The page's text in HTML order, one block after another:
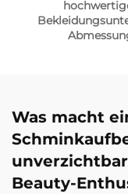
Was macht
Beauty-